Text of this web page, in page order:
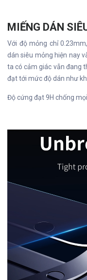
MIẾNG DÁN
Với độ mỏng chỉ
dán siêu mỏng hiện nay
ta có cảm giác vẫn đang
đạt tới mức độ dán như
Độ cứng đạt 9H chống